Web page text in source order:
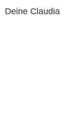
Deine Claudia